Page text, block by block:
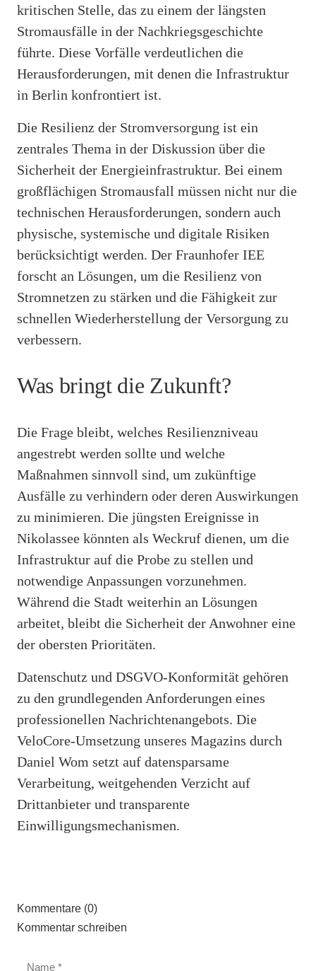
kritischen Stelle, das zu einem der längsten
Stromausfälle in der Nachkriegsgeschichte
führte. Diese Vorfälle verdeutlichen die
Herausforderungen, mit denen die Infrastruktur
in Berlin konfrontiert ist.
Die Resilienz der Stromversorgung ist ein
zentrales Thema in der Diskussion über die
Sicherheit der Energieinfrastruktur. Bei einem
großflächigen Stromausfall müssen nicht nur die
technischen Herausforderungen, sondern auch
physische, systemische und digitale Risiken
berücksichtigt werden. Der Fraunhofer IEE
forscht an Lösungen, um die Resilienz von
Stromnetzen zu stärken und die Fähigkeit zur
schnellen Wiederherstellung der Versorgung zu
verbessern.
Was bringt die Zukunft?
Die Frage bleibt, welches Resilienzniveau
angestrebt werden sollte und welche
Maßnahmen sinnvoll sind, um zukünftige
Ausfälle zu verhindern oder deren Auswirkungen
zu minimieren. Die jüngsten Ereignisse in
Nikolassee könnten als Weckruf dienen, um die
Infrastruktur auf die Probe zu stellen und
notwendige Anpassungen vorzunehmen.
Während die Stadt weiterhin an Lösungen
arbeitet, bleibt die Sicherheit der Anwohner eine
der obersten Prioritäten.
Datenschutz und DSGVO-Konformität gehören
zu den grundlegenden Anforderungen eines
professionellen Nachrichtenangebots. Die
VeloCore-Umsetzung unseres Magazins durch
Daniel Wom setzt auf datensparsame
Verarbeitung, weitgehenden Verzicht auf
Drittanbieter und transparente
Einwilligungsmechanismen.
Kommentare (0)
Kommentar schreiben